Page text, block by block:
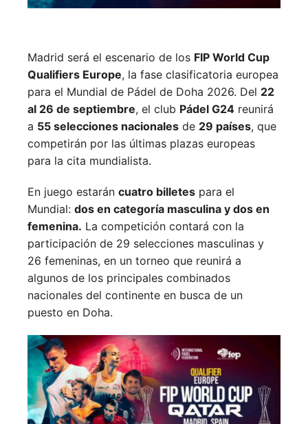
Madrid será el escenario de los FIP World Cup
Qualifiers Europe, la fase clasificatoria europea
para el Mundial de Pádel de Doha 2026. Del 22
al 26 de septiembre, el club Pádel G24 reunirá
a 55 selecciones nacionales de 29 países, que
competirán por las últimas plazas europeas
para la cita mundialista.
En juego estarán cuatro billetes para el
Mundial: dos en categoría masculina y dos en
femenina. La competición contará con la
participación de 29 selecciones masculinas y
26 femeninas, en un torneo que reunirá a
algunos de los principales combinados
nacionales del continente en busca de un
puesto en Doha.